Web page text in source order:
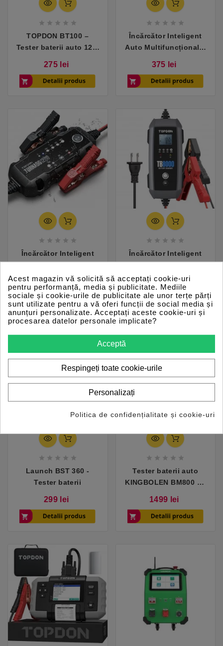
    
TOPDON BT100 –
Tester baterii auto 12V,
275 lei
    
Încărcător Inteligent
Auto Multifuncțional –
375 lei
    
Încărcător Inteligent
Auto Compact –
TOPDON Tornado1200
225 lei Pret
    
Încărcător Inteligent
Universal pentru
Baterii Auto – TOPDON
TB8000
599 lei Pret
    
Launch BST 360 -
Tester baterii
299 lei
    
Tester baterii auto
KINGBOLEN BM800 cu
1499 lei
Acest magazin vă solicită să acceptați cookie-uri
pentru performanță, media și publicitate. Mediile
sociale și cookie-urile de publicitate ale unor terțe părți
sunt utilizate pentru a vă oferi funcții de social media și
anunțuri personalizate. Acceptați aceste cookie-uri și
procesarea datelor personale implicate?
Acceptă
Respingeți toate cookie-urile
Personalizați
Politica de confidențialitate și cookie-uri